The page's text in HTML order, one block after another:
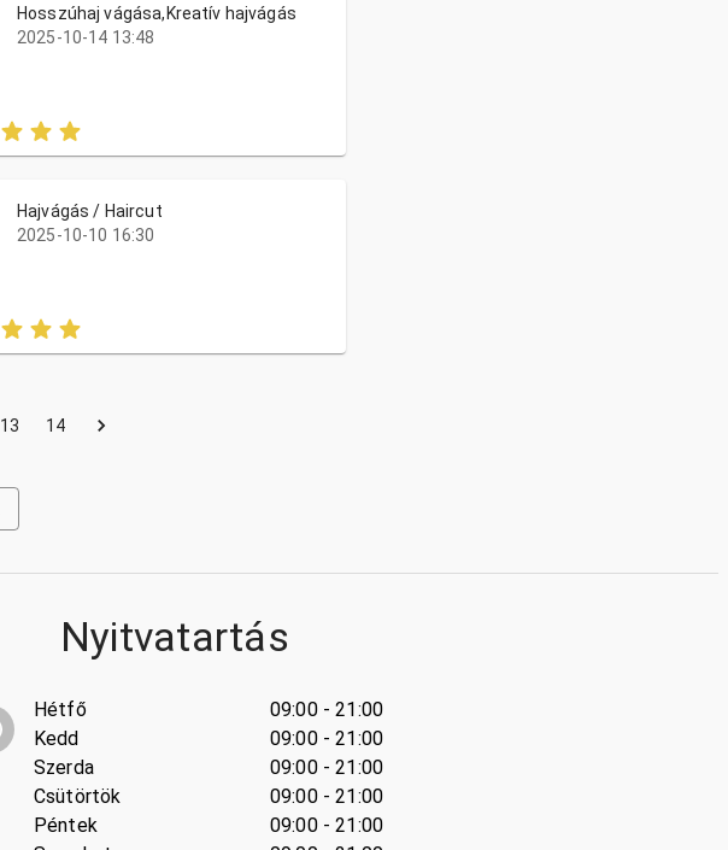
Hosszúhaj vágása,Kreatív hajvágás
2025-10-14 13:48
Hajvágás / Haircut
2025-10-10 16:30
13 14
Nyitvatartás
Hétfő
Kedd
Szerda
Csütörtök
Péntek
09:00 - 21:00
09:00 - 21:00
09:00 - 21:00
09:00 - 21:00
09:00 - 21:00